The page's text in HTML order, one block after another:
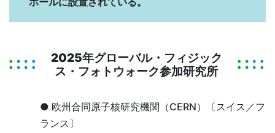
2025年グローバル・フィジック
ス・フォトウォーク参加研究所
● 欧州合同原子核研究機関（CERN）〔スイス／フ
ランス〕